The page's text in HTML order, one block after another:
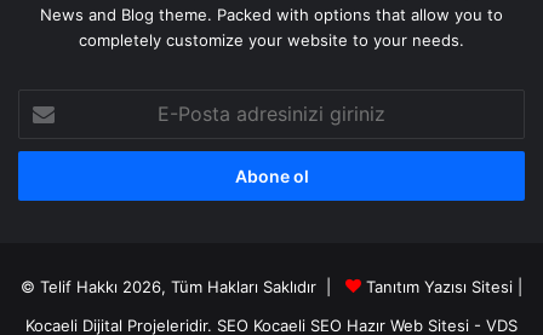
News and Blog theme. Packed with options that allow you to
completely customize your website to your needs.
Posta
adresinizi
© Telif Hakkı 2026, Tüm Hakları Saklıdır |
Tanıtım Yazısı Sitesi |
Kocaeli Dijital Projeleridir. SEO Kocaeli SEO Hazır Web Sitesi - VDS